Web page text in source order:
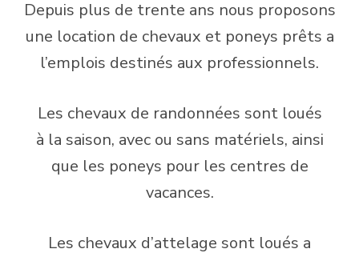
Depuis plus de trente ans nous proposons
une location de chevaux et poneys prêts a
l’emplois destinés aux professionnels.
Les chevaux de randonnées sont loués
à la saison, avec ou sans matériels, ainsi
que les poneys pour les centres de
vacances.
Les chevaux d’attelage sont loués a